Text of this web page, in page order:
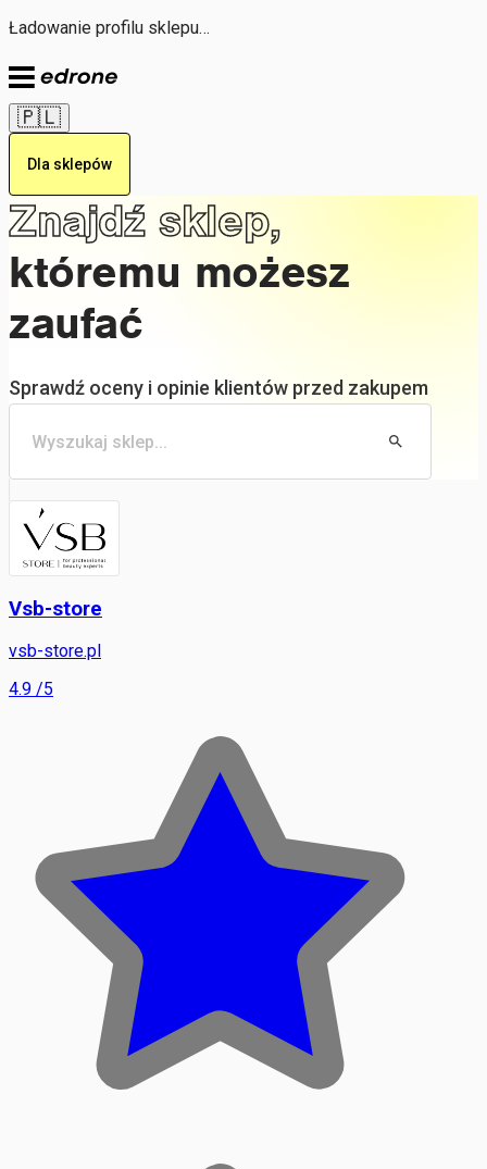
Ładowanie profilu sklepu…
🇵🇱
Dla sklepów
Znajdź sklep,
któremu możesz
zaufać
Sprawdź oceny i opinie klientów przed zakupem
Vsb-store
vsb-store.pl
4.9 /5